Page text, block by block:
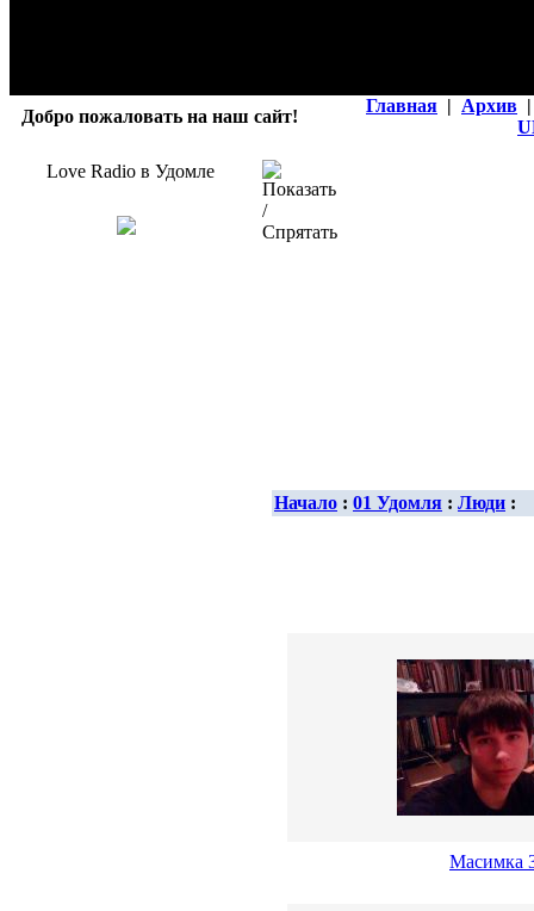
Добро пожаловать на наш сайт!
Главная | Архив |
Love Radio в Удомле
Начало : 01 Удомля : Люди :
Масимка